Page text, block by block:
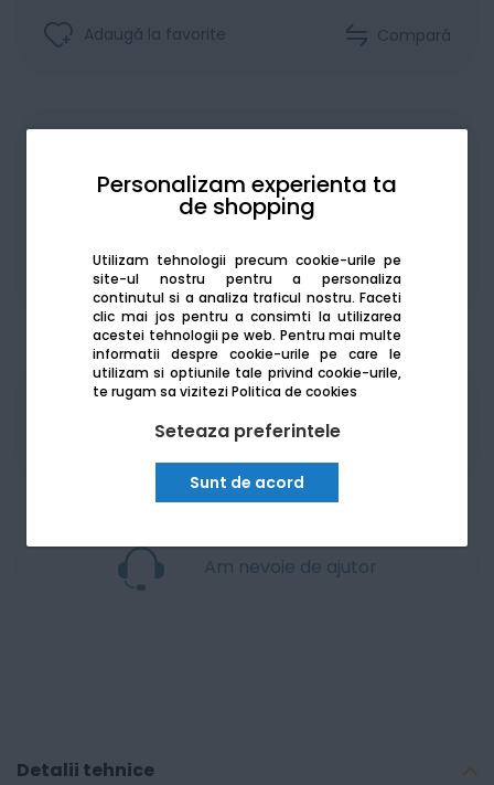
Personalizam experienta ta
de shopping
Utilizam tehnologii precum cookie-urile pe
site-ul nostru pentru a personaliza
continutul si a analiza traficul nostru. Faceti
clic mai jos pentru a consimti la utilizarea
acestei tehnologii pe web. Pentru mai multe
informatii despre cookie-urile pe care le
utilizam si optiunile tale privind cookie-urile,
te rugam sa viziteziPolitica de cookies
Seteaza preferintele
Sunt de acord
Adaugă la favorite Compară
De la: 184.32Lei / lună Vezi detalii
Produsele sunt disponibile pe platforma de
achizitii publiceSEAP/SICAP
Am nevoie de ajutor
Detalii tehnice